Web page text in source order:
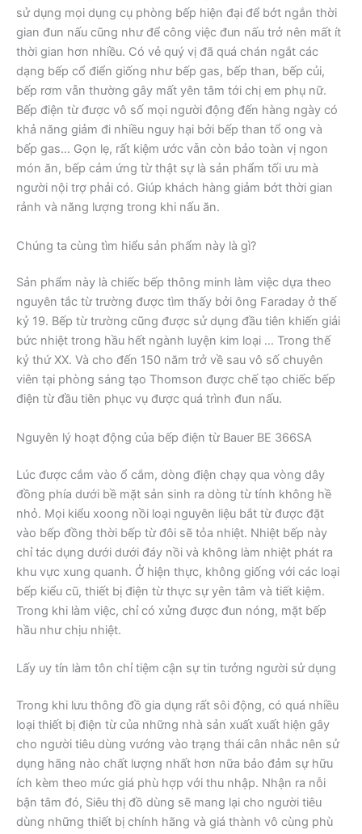
sử dụng mọi dụng cụ phòng bếp hiện đại để bớt ngắn thời
gian đun nấu cũng như để công việc đun nấu trở nên mất ít
thời gian hơn nhiều. Có vẻ quý vị đã quá chán ngắt các
dạng bếp cổ điển giống như bếp gas, bếp than, bếp củi,
bếp rơm vẫn thường gây mất yên tâm tới chị em phụ nữ.
Bếp điện từ được vô số mọi người động đến hàng ngày có
khả năng giảm đi nhiều nguy hại bởi bếp than tổ ong và
bếp gas… Gọn lẹ, rất kiệm ước vẫn còn bảo toàn vị ngon
món ăn, bếp cảm ứng từ thật sự là sản phẩm tối ưu mà
người nội trợ phải có. Giúp khách hàng giảm bớt thời gian
rảnh và năng lượng trong khi nấu ăn.
Chúng ta cùng tìm hiểu sản phẩm này là gì?
Sản phẩm này là chiếc bếp thông minh làm việc dựa theo
nguyên tắc từ trường được tìm thấy bởi ông Faraday ở thế
kỷ 19. Bếp từ trường cũng được sử dụng đầu tiên khiến giải
bức nhiệt trong hầu hết ngành luyện kim loại … Trong thế
kỷ thứ XX. Và cho đến 150 năm trở về sau vô số chuyên
viên tại phòng sáng tạo Thomson được chế tạo chiếc bếp
điện từ đầu tiên phục vụ được quá trình đun nấu.
Nguyên lý hoạt động của bếp điện từ Bauer BE 366SA
Lúc được cắm vào ổ cắm, dòng điện chạy qua vòng dây
đồng phía dưới bề mặt sản sinh ra dòng từ tính không hề
nhỏ. Mọi kiểu xoong nồi loại nguyên liệu bắt từ được đặt
vào bếp đồng thời bếp từ đôi sẽ tỏa nhiệt. Nhiệt bếp này
chỉ tác dụng dưới dưới đáy nồi và không làm nhiệt phát ra
khu vực xung quanh. Ở hiện thực, không giống với các loại
bếp kiểu cũ, thiết bị điện từ thực sự yên tâm và tiết kiệm.
Trong khi làm việc, chỉ có xửng được đun nóng, mặt bếp
hầu như chịu nhiệt.
Lấy uy tín làm tôn chỉ tiệm cận sự tin tưởng người sử dụng
Trong khi lưu thông đồ gia dụng rất sôi động, có quá nhiều
loại thiết bị điện từ của những nhà sản xuất xuất hiện gây
cho người tiêu dùng vướng vào trạng thái cân nhắc nên sử
dụng hãng nào chất lượng nhất hơn nữa bảo đảm sự hữu
ích kèm theo mức giá phù hợp với thu nhập. Nhận ra nỗi
bận tâm đó, Siêu thị đồ dùng sẽ mang lại cho người tiêu
dùng những thiết bị chính hãng và giá thành vô cùng phù